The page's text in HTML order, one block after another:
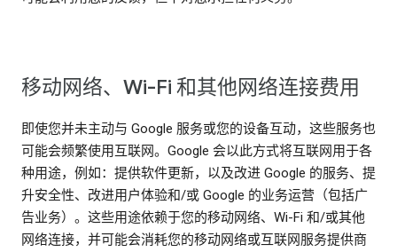
移动网络、Wi-Fi 和其他网络连接费用
即使您并未主动与 Google 服务或您的设备互动，这些服务也
可能会频繁使用互联网。Google 会以此方式将互联网用于各
种用途，例如：提供软件更新，以及改进 Google 的服务、提
升安全性、改进用户体验和/或 Google 的业务运营（包括广
告业务）。这些用途依赖于您的移动网络、Wi-Fi 和/或其他
网络连接，并可能会消耗您的移动网络或互联网服务提供商